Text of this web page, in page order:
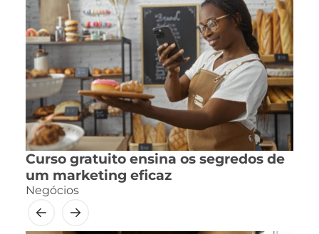
Curso gratuito ensina os segredos de
um marketing eficaz
Negócios